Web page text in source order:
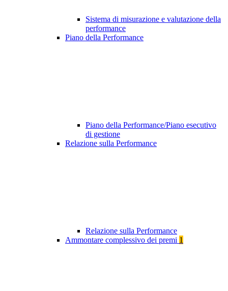
Sistema di misurazione e valutazione della
performance
Piano della Performance
Piano della Performance/Piano esecutivo
di gestione
Relazione sulla Performance
Relazione sulla Performance
Ammontare complessivo dei premi 1